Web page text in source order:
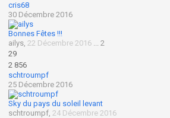
cris68
30 Décembre 2016
Bonnes Fêtes !!!
ailys,22 Décembre 2016 ... 2
29
2 856
schtroumpf
25 Décembre 2016
Sky du pays du soleil levant
schtroumpf,24 Décembre 2016